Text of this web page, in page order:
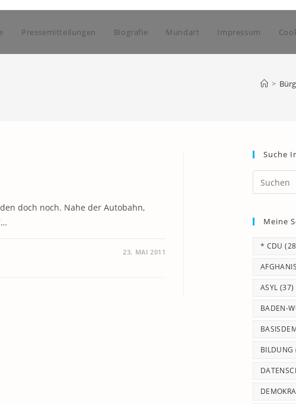
Pressemitteilungen Biografie Mundart Impressum
>
doch noch. Nahe der Autobahn,
23. MAI 2011
Suche
Meine
* CDU
ASYL (37)
BADEN-
BILDUNG